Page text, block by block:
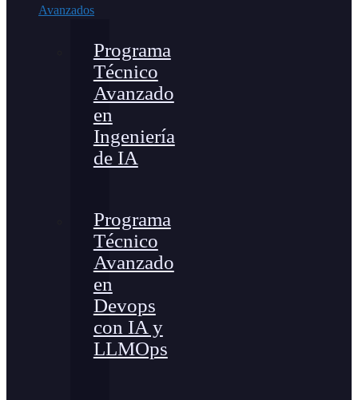
Avanzados
Programa
Técnico
Avanzado
en
Ingeniería
de IA
Programa
Técnico
Avanzado
en
Devops
con IA y
LLMOps